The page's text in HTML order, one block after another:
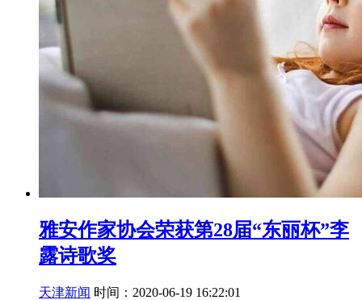
雅安作家协会荣获第28届“东丽杯”李
露诗歌奖
天津新闻 时间：2020-06-19 16:22:01